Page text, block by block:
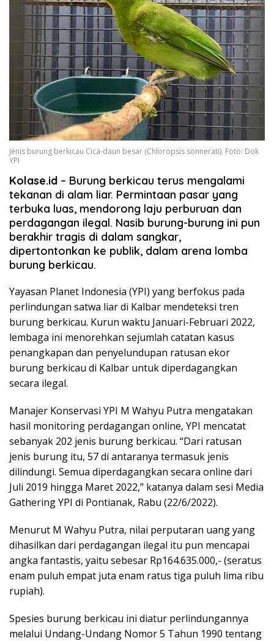
Jenis burung berkicau Cica-daun besar (Chloropsis sonnerati). Foto: Dok
YPI
Kolase.id – Burung berkicau terus mengalami
tekanan di alam liar. Permintaan pasar yang
terbuka luas, mendorong laju perburuan dan
perdagangan ilegal. Nasib burung-burung ini pun
berakhir tragis di dalam sangkar,
dipertontonkan ke publik, dalam arena lomba
burung berkicau.
Yayasan Planet Indonesia (YPI) yang berfokus pada
perlindungan satwa liar di Kalbar mendeteksi tren
burung berkicau. Kurun waktu Januari-Februari 2022,
lembaga ini menorehkan sejumlah catatan kasus
penangkapan dan penyelundupan ratusan ekor
burung berkicau di Kalbar untuk diperdagangkan
secara ilegal.
Manajer Konservasi YPI M Wahyu Putra mengatakan
hasil monitoring perdagangan online, YPI mencatat
sebanyak 202 jenis burung berkicau. “Dari ratusan
jenis burung itu, 57 di antaranya termasuk jenis
dilindungi. Semua diperdagangkan secara online dari
Juli 2019 hingga Maret 2022,” katanya dalam sesi Media
Gathering YPI di Pontianak, Rabu (22/6/2022).
Menurut M Wahyu Putra, nilai perputaran uang yang
dihasilkan dari perdagangan ilegal itu pun mencapai
angka fantastis, yaitu sebesar Rp164.635.000,- (seratus
enam puluh empat juta enam ratus tiga puluh lima ribu
rupiah).
Spesies burung berkicau ini diatur perlindungannya
melalui Undang-Undang Nomor 5 Tahun 1990 tentang